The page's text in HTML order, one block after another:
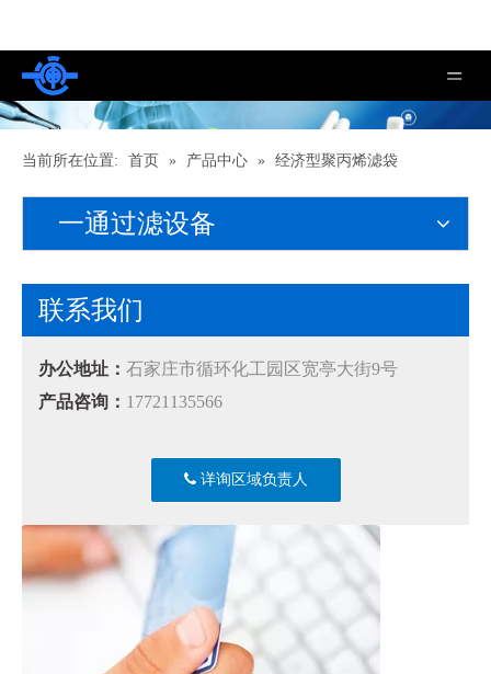
当前所在位置: 首页 » 产品中心 » 经济型聚丙烯滤袋
一通过滤设备
联系我们
办公地址： 石家庄市循环化工园区宽亭大街9号
产品咨询： 17721135566
详询区域负责人